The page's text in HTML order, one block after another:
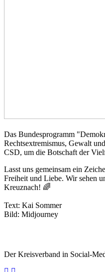
Das Bundesprogramm
Rechtsextremismus, Gewalt
CSD, um die Botschaft der
Lasst uns gemeinsam ein
Freiheit und Liebe. Wir sehen
Kreuznach! 🌈
Text: Kai Sommer
Bild: Midjourney
Der Kreisverband in Social-